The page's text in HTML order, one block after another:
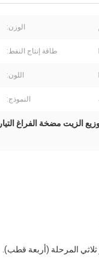
الوزن:
طاقة إنتاج النفط:
اللون:
النموذج:
الزيت مضخة الفراغ
المرحلة (أربعة قطب).